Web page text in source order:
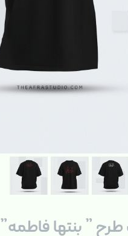
” بنتها فاطمه”